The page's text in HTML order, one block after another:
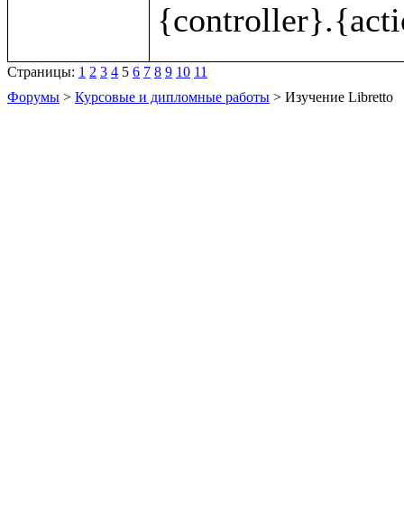
Страницы: 1 2 3 4 5 6 7 8 9 10 11
Форумы > Курсовые и дипломные работы > Изучение Libretto